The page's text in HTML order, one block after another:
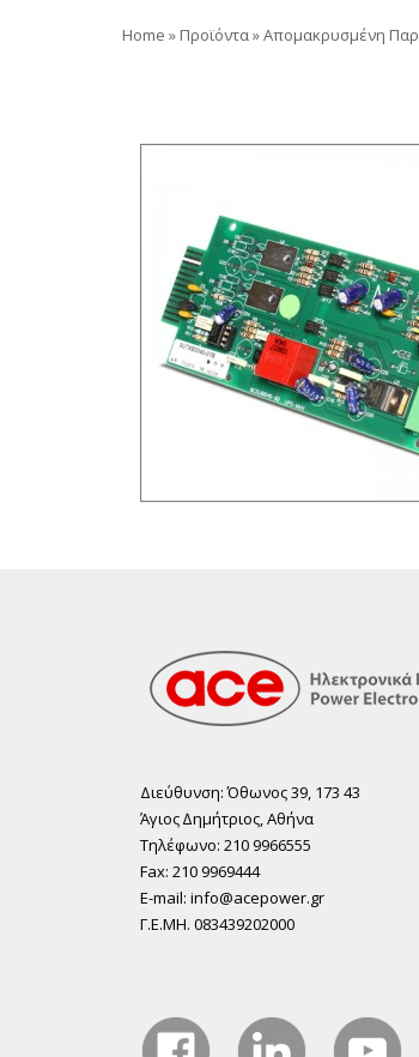
Home » Προϊόντα»Απομακρυσμένη
Διεύθυνση: Όθωνος 39, 173 43
Άγιος ∆ηµήτριος, Αθήνα
Τηλέφωνο: 210 9966555
Fax: 210 9969444
E-mail: info@acepower.gr
Γ.Ε.ΜΗ. 083439202000